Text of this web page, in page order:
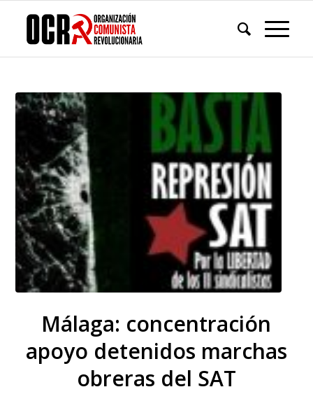
Málaga: concentración
apoyo detenidos marchas
obreras del SAT